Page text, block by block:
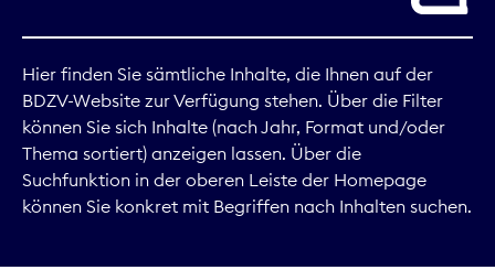
Digitales
Kommunikation
Marktdaten
Hier finden Sie sämtliche Inhalte, die Ihnen auf der
BDZV-Website zur Verfügung stehen. Über die Filter
können Sie sich Inhalte (nach Jahr, Format und/oder
Thema sortiert) anzeigen lassen. Über die
Suchfunktion in der oberen Leiste der Homepage
können Sie konkret mit Begriffen nach Inhalten suchen.